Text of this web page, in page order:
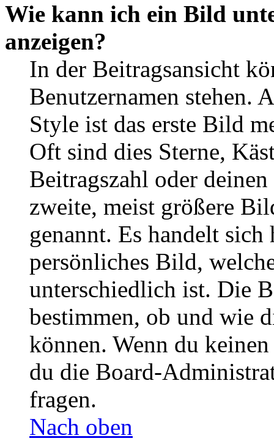
Wie kann ich ein Bild
anzeigen?
In der Beitragsansicht
Benutzernamen stehen.
Style ist das erste Bild
Oft sind dies Sterne,
Beitragszahl oder
zweite, meist größere
genannt. Es handelt
persönliches Bild,
unterschiedlich ist. Die
bestimmen, ob und wie
können. Wenn du
du die Board-
fragen.
Nach oben